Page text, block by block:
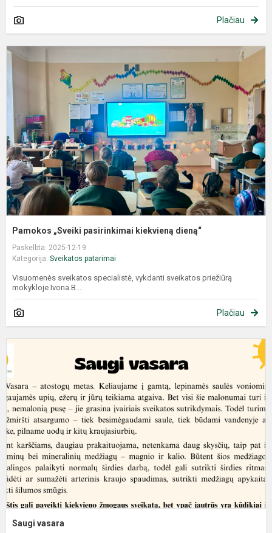
Plačiau
Pamokos „Sveiki pasirinkimai kiekvieną dieną“
Paskelbta: 2025-12-19
Kategorija: Sveikatos patarimai
Visuomenės sveikatos specialistė, vykdanti sveikatos priežiūrą
mokykloje Ivona B...
Plačiau
Saugi vasara